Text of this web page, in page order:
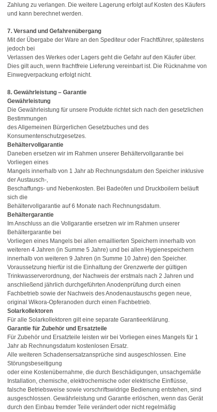
Zahlung zu verlangen. Die weitere Lagerung erfolgt auf Kosten des Käufers
und kann berechnet werden.
7. Versand und Gefahrenübergang
Mit der Übergabe der Ware an den Spediteur oder Frachtführer, spätestens
jedoch bei
Verlassen des Werkes oder Lagers geht die Gefahr auf den Käufer über.
Dies gilt auch, wenn frachtfreie Lieferung vereinbart ist. Die Rücknahme von
Einwegverpackung erfolgt nicht.
8. Gewährleistung – Garantie
Gewährleistung
Die Gewährleistung für unsere Produkte richtet sich nach den gesetzlichen
Bestimmungen
des Allgemeinen Bürgerlichen Gesetzbuches und des
Konsumentenschutzgesetzes.
Behältervollgarantie
Daneben ersetzen wir im Rahmen unserer Behältervollgarantie bei
Vorliegen eines
Mangels innerhalb von 1 Jahr ab Rechnungsdatum den Speicher inklusive
der Austausch-,
Beschaffungs- und Nebenkosten. Bei Badeöfen und Druckboilern beläuft
sich die
Behältervollgarantie auf 6 Monate nach Rechnungsdatum.
Behältergarantie
Im Anschluss an die Vollgarantie ersetzen wir im Rahmen unserer
Behältergarantie bei
Vorliegen eines Mangels bei allen emaillierten Speichern innerhalb von
weiteren 4 Jahren (in Summe 5 Jahre) und bei allen Hygienespeichern
innerhalb von weiteren 9 Jahren (in Summe 10 Jahre) den Speicher.
Voraussetzung hierfür ist die Einhaltung der Grenzwerte der gültigen
Trinkwasserverordnung, der Nachweis der erstmals nach 2 Jahren und
anschließend jährlich durchgeführten Anodenprüfung durch einen
Fachbetrieb sowie der Nachweis des Anodenaustauschs gegen neue,
original Wikora-Opferanoden durch einen Fachbetrieb.
Solarkollektoren
Für alle Solarkollektoren gilt eine separate Garantieerklärung.
Garantie für Zubehör und Ersatzteile
Für Zubehör und Ersatzteile leisten wir bei Vorliegen eines Mangels für 1
Jahr ab Rechnungsdatum kostenlosen Ersatz.
Alle weiteren Schadensersatzansprüche sind ausgeschlossen. Eine
Störungsbeseitigung
oder eine Kostenübernahme, die durch Beschädigungen, unsachgemäße
Installation, chemische, elektrochemische oder elektrische Einflüsse,
falsche Betriebsweise sowie vorschriftswidrige Bedienung entstehen, sind
ausgeschlossen. Gewährleistung und Garantie erlöschen, wenn das Gerät
durch den Einbau fremder Teile verändert oder nicht regelmäßig